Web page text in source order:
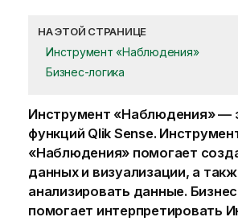
НА ЭТОЙ СТРАНИЦЕ
Инструмент «Наблюдения»
Бизнес-логика
Инструмент «Наблюдения»—
функций Qlik Sense.
«Наблюдения» помогает
данных и визуализации, а
анализировать данные.
помогает интерпретировать